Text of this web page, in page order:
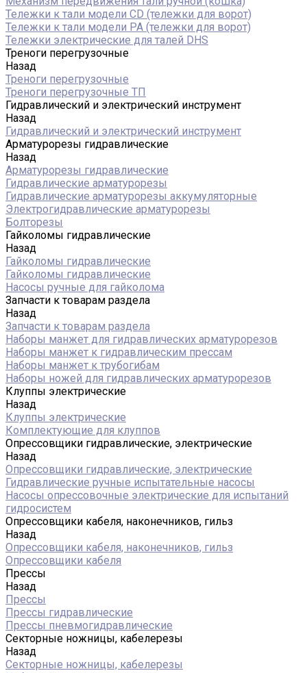
Тележки к тали модели CD (тележки для ворот)
Тележки к тали модели РА (тележки для ворот)
Тележки электрические для талей DHS
Треноги перегрузочные
Назад
Треноги перегрузочные
Треноги перегрузочные ТП
Гидравлический и электрический инструмент
Назад
Гидравлический и электрический инструмент
Арматурорезы гидравлические
Назад
Арматурорезы гидравлические
Гидравлические арматурорезы
Гидравлические арматурорезы аккумуляторные
Электрогидравлические арматурорезы
Болторезы
Гайколомы гидравлические
Назад
Гайколомы гидравлические
Гайколомы гидравлические
Насосы ручные для гайколома
Запчасти к товарам раздела
Назад
Запчасти к товарам раздела
Наборы манжет для гидравлических арматурорезов
Наборы манжет к гидравлическим прессам
Наборы манжет к трубогибам
Наборы ножей для гидравлических арматурорезов
Клуппы электрические
Назад
Клуппы электрические
Комплектующие для клуппов
Опрессовщики гидравлические, электрические
Назад
Опрессовщики гидравлические, электрические
Гидравлические ручные испытательные насосы
Насосы опрессовочные электрические для испытаний
гидросистем
Опрессовщики кабеля, наконечников, гильз
Назад
Опрессовщики кабеля, наконечников, гильз
Опрессовщики кабеля
Прессы
Назад
Прессы
Прессы гидравлические
Прессы пневмогидравлические
Секторные ножницы, кабелерезы
Назад
Секторные ножницы, кабелерезы